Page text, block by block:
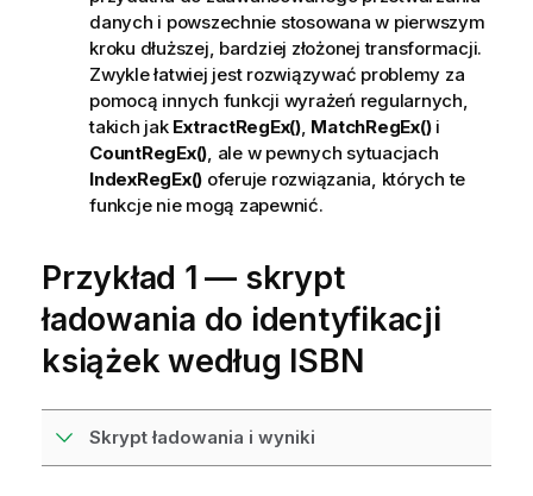
danych i powszechnie stosowana w pierwszym
kroku dłuższej, bardziej złożonej transformacji.
Zwykle łatwiej jest rozwiązywać problemy za
pomocą innych funkcji wyrażeń regularnych,
takich jak ExtractRegEx(), MatchRegEx()i
CountRegEx(), ale w pewnych sytuacjach
IndexRegEx() oferuje rozwiązania, których te
funkcje nie mogą zapewnić.
Przykład 1 — skrypt
ładowania do identyfikacji
książek według ISBN
Skrypt ładowania i wyniki